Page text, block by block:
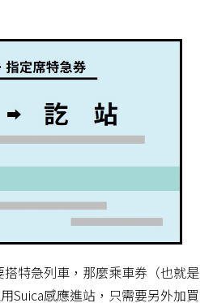
特急列車，那麼乘車券（也就是
Suica感應進站，只需要另外加買